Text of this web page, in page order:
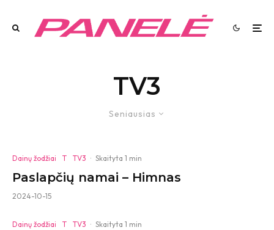
TV3
Seniausias
Dainų žodžiai T TV3 · Skaityta 1 min
Paslapčių namai – Himnas
2024-10-15
Dainų žodžiai T TV3 · Skaityta 1 min